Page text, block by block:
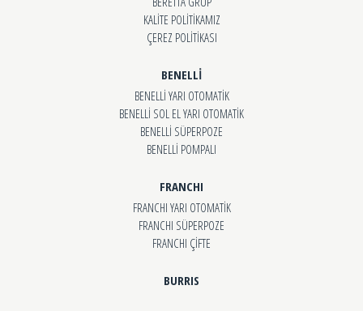
KALİTE POLİTİKAMIZ
ÇEREZ POLİTİKASI
BENELLİ
BENELLİ YARI OTOMATİK
BENELLİ SOL EL YARI OTOMATİK
BENELLİ SÜPERPOZE
BENELLİ POMPALI
FRANCHI
FRANCHI YARI OTOMATİK
FRANCHI SÜPERPOZE
FRANCHI ÇİFTE
BURRIS